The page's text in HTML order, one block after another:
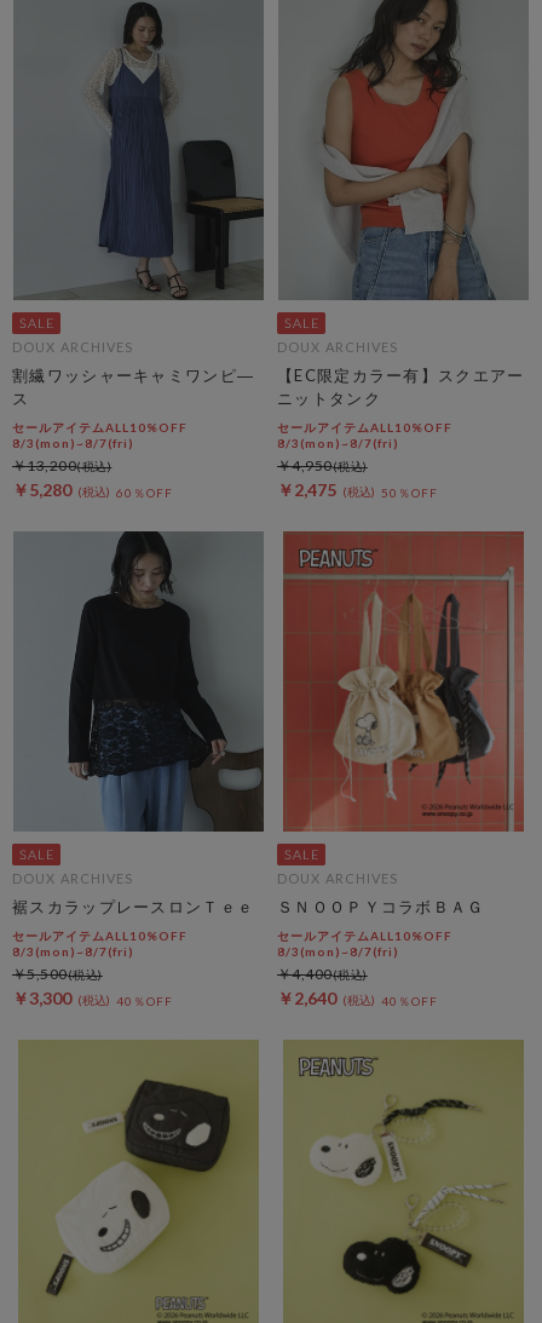
DOUX ARCHIVES
割繊ワッシャーキャミワンピ―
ス
セールアイテムALL10%OFF
8/3(mon)~8/7(fri)
￥5,280 60％OFF
￥13,200
DOUX ARCHIVES
【EC限定カラー有】スクエアー
ニットタンク
セールアイテムALL10%OFF
8/3(mon)~8/7(fri)
￥2,475 50％OFF
￥4,950
DOUX ARCHIVES
裾スカラップレースロンＴｅｅ
セールアイテムALL10%OFF
8/3(mon)~8/7(fri)
￥3,300 40％OFF
￥5,500
DOUX ARCHIVES
ＳＮＯＯＰＹコラボＢＡＧ
セールアイテムALL10%OFF
8/3(mon)~8/7(fri)
￥2,640 40％OFF
￥4,400